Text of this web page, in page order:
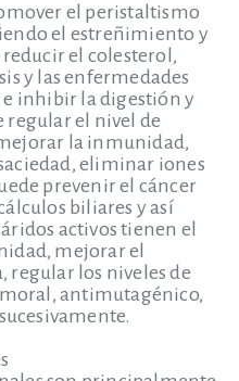
el peristaltismo
el estreñimiento y
el colesterol,
y las enfermedades
inhibir la digestión y
regular el nivel de
la inmunidad,
eliminar iones
prevenir el cáncer
biliares y así
activos tienen el
mejorar el
regular los niveles de
antimutagénico,